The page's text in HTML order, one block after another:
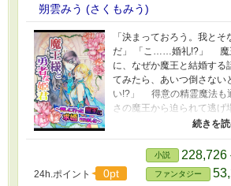
朔雲みう (さくもみう)
「決まっておろう。我と
だ」 「こ……婚礼!?」 魔
に、なぜか魔王と結婚す
てみたら、あいつ倒さない
い!?」 得意の精霊魔法も
さの魔王から迫られて逃
に、愛は目に見えないから
せようとしてきて!? ちょ
魔王が姫を溺愛するラブコ
┈┈┈┈┈┈┈┈┈┈ 新人小
24h.ポイント 0pt
小説 228,726
ファンタジー